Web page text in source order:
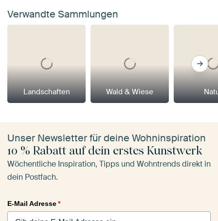
Verwandte Sammlungen
Landschaften Wald & Wiese
Unser Newsletter für deine Wohninspiration
10 % Rabatt auf dein erstes Kunstwerk
Wöchentliche Inspiration, Tipps und Wohntrends direkt in
dein Postfach.
E-Mail Adresse*